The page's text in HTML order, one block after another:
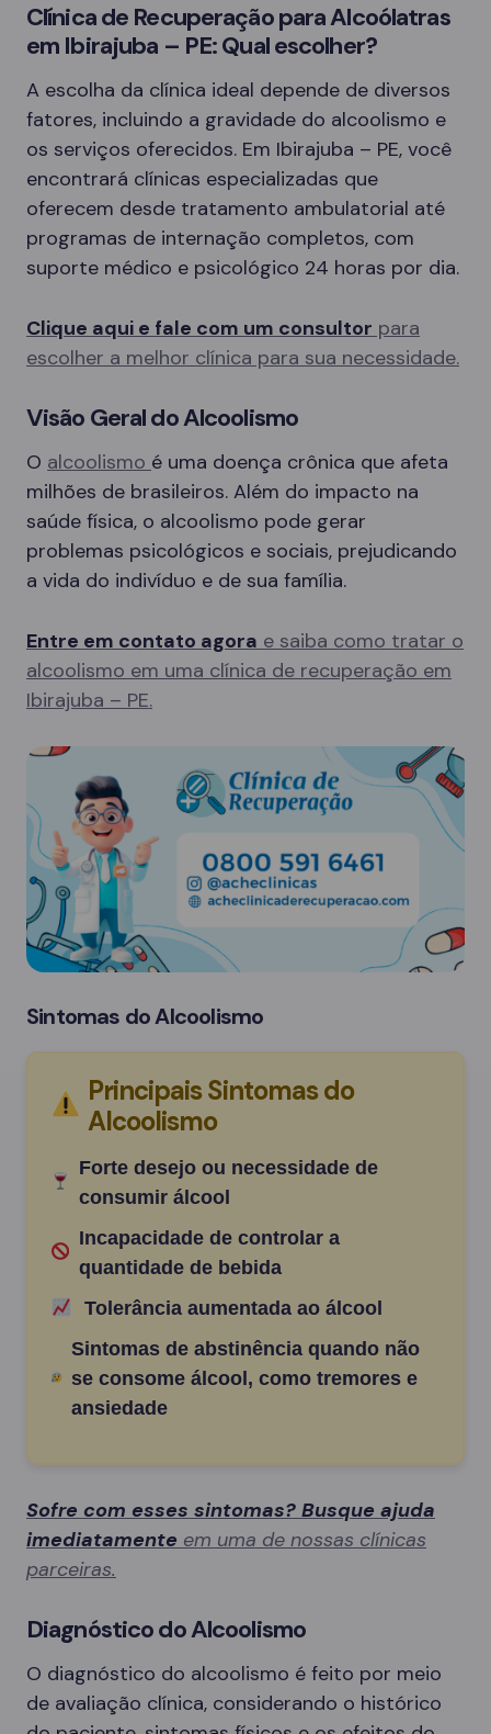
Clínica de Recuperação para Alcoólatras
em Ibirajuba – PE: Qual escolher?
A escolha da clínica ideal depende de diversos
fatores, incluindo a gravidade do alcoolismo e
os serviços oferecidos. Em Ibirajuba – PE, você
encontrará clínicas especializadas que
oferecem desde tratamento ambulatorial até
programas de internação completos, com
suporte médico e psicológico 24 horas por dia.
Clique aqui e fale com um consultor para
escolher a melhor clínica para sua necessidade.
Visão Geral do Alcoolismo
O alcoolismo é uma doença crônica que afeta
milhões de brasileiros. Além do impacto na
saúde física, o alcoolismo pode gerar
problemas psicológicos e sociais, prejudicando
a vida do indivíduo e de sua família.
Entre em contato agora e saiba como tratar o
alcoolismo em uma clínica de recuperação em
Ibirajuba – PE.
Sintomas do Alcoolismo
Principais Sintomas do
Alcoolismo
Forte desejo ou necessidade de
consumir álcool
Incapacidade de controlar a
quantidade de bebida
Tolerância aumentada ao álcool
Sintomas de abstinência quando não
se consome álcool, como tremores e
ansiedade
Sofre com esses sintomas? Busque ajuda
imediatamente em uma de nossas clínicas
parceiras.
Diagnóstico do Alcoolismo
O diagnóstico do alcoolismo é feito por meio
de avaliação clínica, considerando o histórico